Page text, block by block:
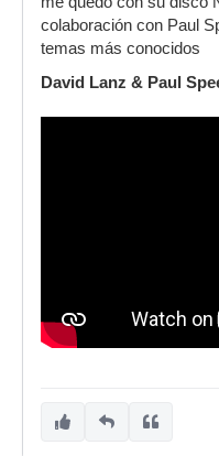
colaboración con Paul
temas más conocidos
David Lanz & Paul